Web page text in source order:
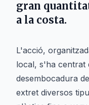
gran
a la costa.
L'acció,
local, s'ha centrat
desembocadura
extret diversos